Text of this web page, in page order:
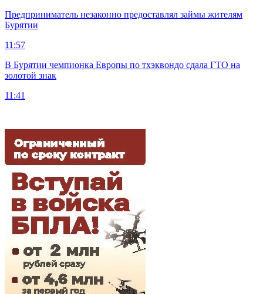
Предприниматель незаконно предоставлял займы жителям
Бурятии
11:57
В Бурятии чемпионка Европы по тхэквондо сдала ГТО на
золотой знак
11:41